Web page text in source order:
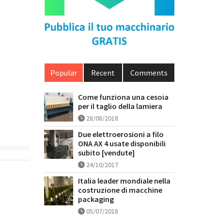
Popular Recent Comments
Come funziona una cesoia
per il taglio della lamiera
28/08/2018
Due elettroerosioni a filo
ONA AX 4 usate disponibili
subito [vendute]
24/10/2017
Italia leader mondiale nella
costruzione di macchine
packaging
05/07/2018